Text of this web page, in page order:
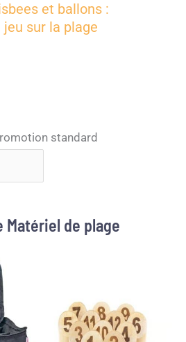
et ballons :
sur la plage
Matériel de plage